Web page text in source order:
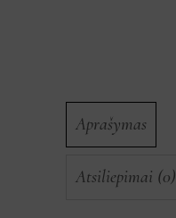
Aprašymas
Atsiliepimai (0)